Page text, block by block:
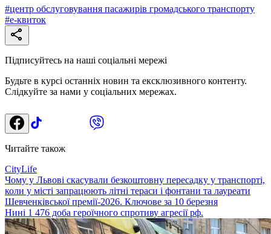
#центр обслуговування пасажирів громадського транспорту
#е-квиток
Підписуйтесь на наші соціальні мережі
Будьте в курсі останніх новин та ексклюзивного контенту.
Слідкуйте за нами у соціальних мережах.
Читайте також
CityLife
Чому у Львові скасували безкоштовну пересадку у транспорті,
коли у місті запрацюють літні тераси і фонтани та лауреати
Шевченківської премії-2026. Ключове за 10 березня
Нині 1 476 доба героїчного спротиву агресії рф.